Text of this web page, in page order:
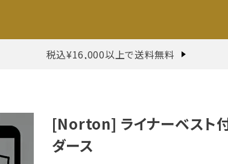
税込¥16,000以上で送料無料
[Norton] ライナーベスト
ダース